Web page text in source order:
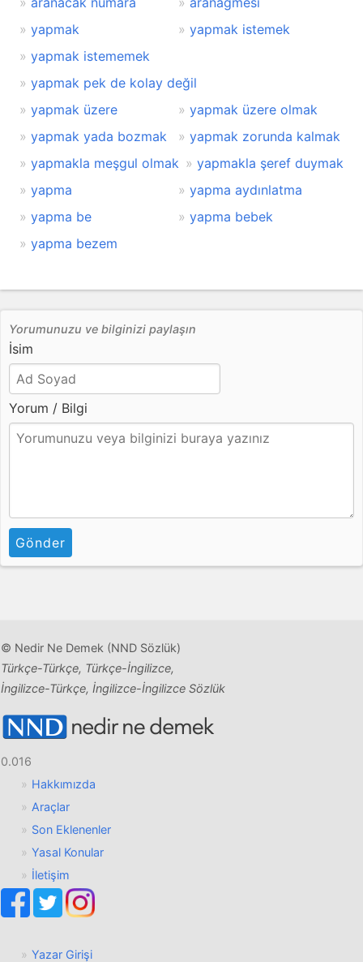
yapmak
yapmak istemek
yapmak istememek
yapmak pek de kolay değil
yapmak üzere
yapmak üzere olmak
yapmak yada bozmak
yapmak zorunda kalmak
yapmakla meşgul olmak
yapmakla şeref duymak
yapma
yapma aydınlatma
yapma be
yapma bebek
yapma bezem
Yorumunuzu ve bilginizi paylaşın
İsim
Yorum / Bilgi
Gönder
© Nedir Ne Demek (NND Sözlük)
Türkçe-Türkçe, Türkçe-İngilizce,
İngilizce-Türkçe, İngilizce-İngilizce Sözlük
0.016
Hakkımızda
Araçlar
Son Eklenenler
Yasal Konular
İletişim
Yazar Girişi